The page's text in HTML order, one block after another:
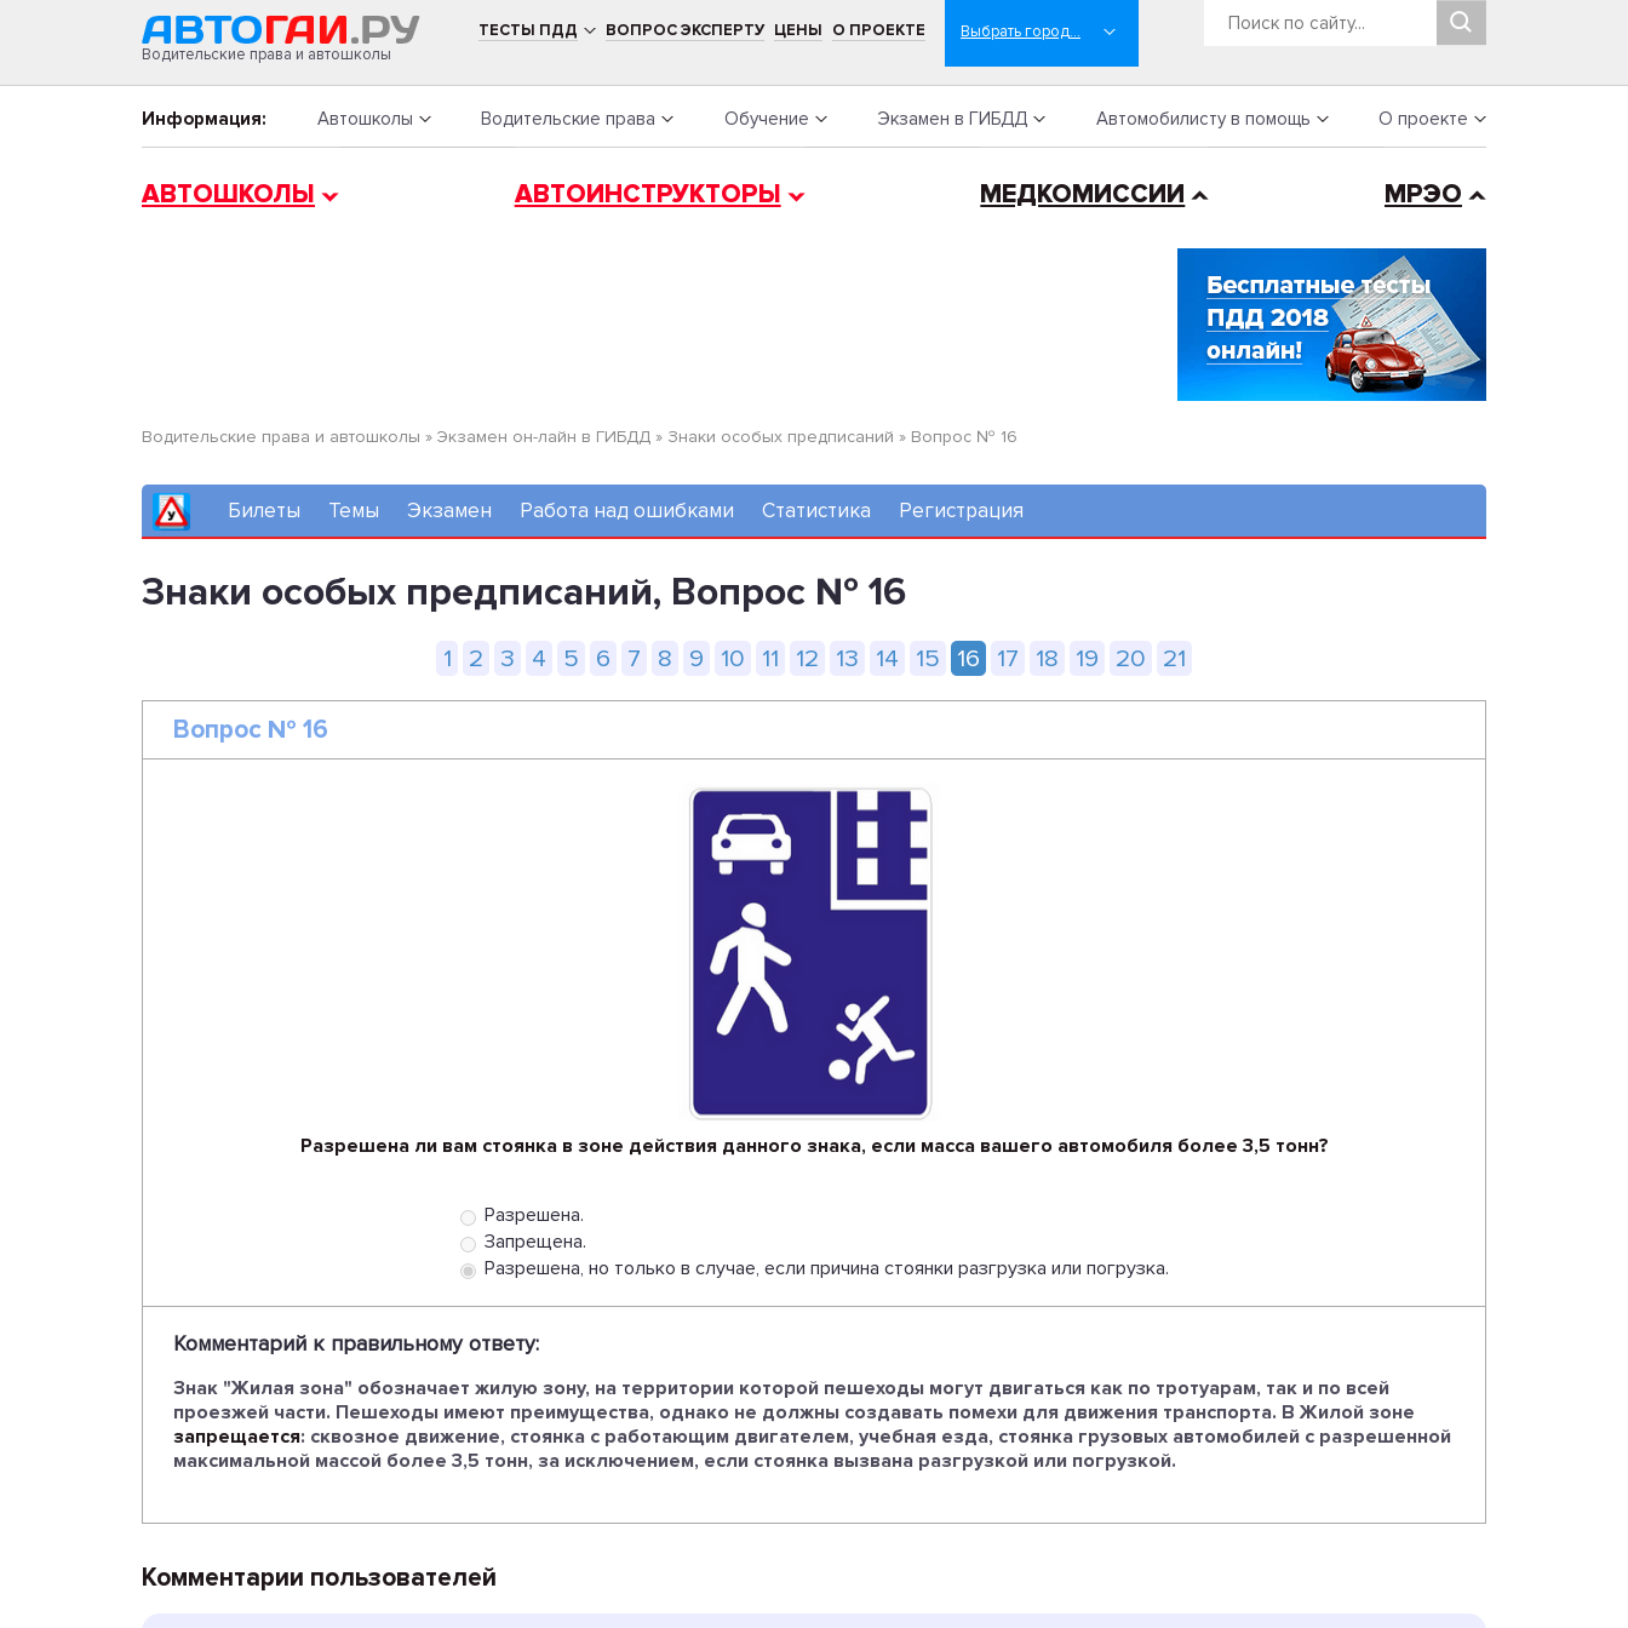
Водительские права и автошколы
ТЕСТЫ ПДД ВОПРОС ЭКСПЕРТУ ЦЕНЫ О ПРОЕКТЕ
Информация: Автошколы Водительские права Обучение Экзамен в ГИБДД Автомобилисту в помощь О проекте
АВТОШКОЛЫ АВТОИНСТРУКТОРЫ МЕДКОМИССИИ МРЭО
Водительские права и автошколы » Экзамен он-лайн в ГИБДД » Знаки особых предписаний » Вопрос № 16
Билеты Темы Экзамен Работа над ошибками Статистика Регистрация
Знаки особых предписаний, Вопрос № 16
1 2 3 4 5 6 7 8 9 10 11 12 13 14 15 16 17 18 19 20 21
Вопрос № 16
Разрешена ли вам стоянка в зоне действия данного знака, если масса вашего автомобиля более 3,5 тонн?
Разрешена.
Запрещена.
Разрешена, но только в случае, если причина стоянки разгрузка или погрузка.
Комментарий к правильному ответу:
Знак "Жилая зона" обозначает жилую зону, на территории которой пешеходы могут двигаться как по тротуарам, так и по всей
проезжей части. Пешеходы имеют преимущества, однако не должны создавать помехи для движения транспорта. В Жилой зоне
запрещается: сквозное движение, стоянка с работающим двигателем, учебная езда, стоянка грузовых автомобилей с разрешенной
максимальной массой более 3,5 тонн, за исключением, если стоянка вызвана разгрузкой или погрузкой.
Комментарии пользователей